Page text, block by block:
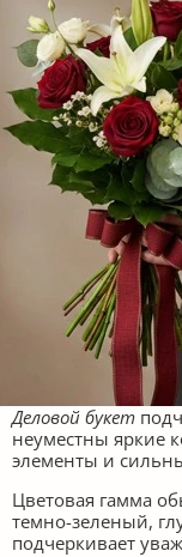
Деловой букет
неуместны яркие
элементы и
Цветовая гамма
темно-зеленый,
подчеркивает